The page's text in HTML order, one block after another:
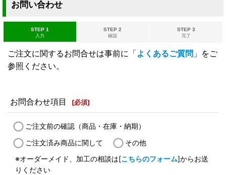
お問い合わせ
STEP 1
入力
STEP 2
確認
STEP 3
完了
ご注文に関するお問合せは事前に「よくあるご質問 」をご
参照ください。
お問合わせ項目 [必須]
ご注文前の確認（商品・在庫・納期）
ご注文済み商品に関して
その他
※オーダーメイド、加工の相談は[こちらのフォーム]からお送
りください